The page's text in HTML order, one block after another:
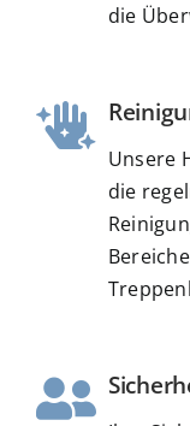
die
Unsere
die